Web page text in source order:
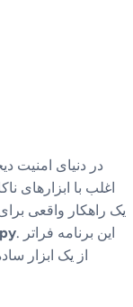
در دنیای امنیت
اغلب با ابزارهای
یک راهکار واقعی
. این برنامه فراتر
از یک ابزار